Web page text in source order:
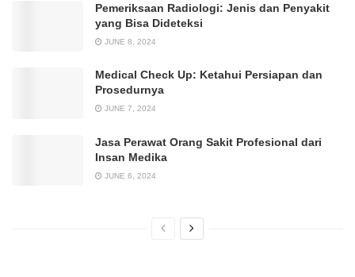
Pemeriksaan Radiologi: Jenis dan Penyakit
yang Bisa Dideteksi
JUNE 8, 2024
Medical Check Up: Ketahui Persiapan dan
Prosedurnya
JUNE 7, 2024
Jasa Perawat Orang Sakit Profesional dari
Insan Medika
JUNE 6, 2024